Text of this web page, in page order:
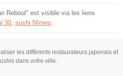
Reboul" est visible via les liens
30, sushi Nîmes.
les différents restaurateurs japonais et
dans votre ville.